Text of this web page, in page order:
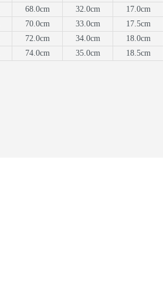
68.0cm 32.0cm
17.0cm
70.0cm 33.0cm
17.5cm
72.0cm 34.0cm
18.0cm
74.0cm 35.0cm 18.5cm